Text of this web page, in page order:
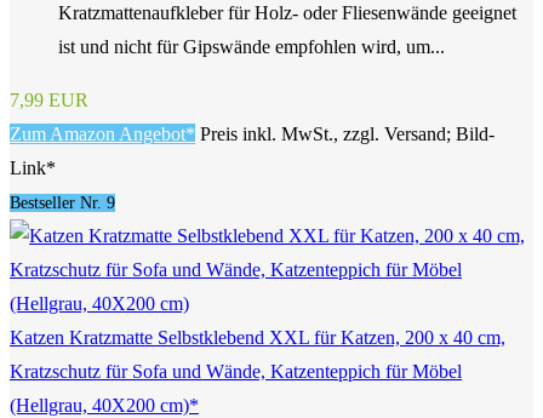
Kratzmattenaufkleber für Holz- oder Fliesenwände geeignet
ist und nicht für Gipswände empfohlen wird, um...
7,99 EUR
Zum Amazon Angebot* Preis inkl. MwSt., zzgl. Versand; Bild-
Link*
Bestseller Nr. 9
Katzen Kratzmatte Selbstklebend XXL für Katzen, 200 x 40 cm,
Kratzschutz für Sofa und Wände, Katzenteppich für Möbel
(Hellgrau, 40X200 cm)*